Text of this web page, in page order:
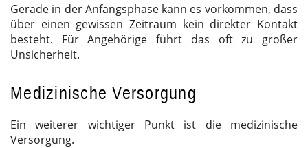
Gerade in der Anfangsphase kann es vorkommen, dass
über einen gewissen Zeitraum kein direkter Kontakt
besteht. Für Angehörige führt das oft zu großer
Unsicherheit.
Medizinische Versorgung
Ein weiterer wichtiger Punkt ist die medizinische
Versorgung.